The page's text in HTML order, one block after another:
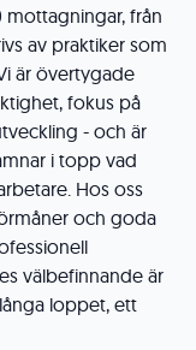
mottagningar, från
av praktiker som
är övertygade
fokus på
- och är
i topp vad
Hos oss
och goda
välbefinnande är
loppet, ett